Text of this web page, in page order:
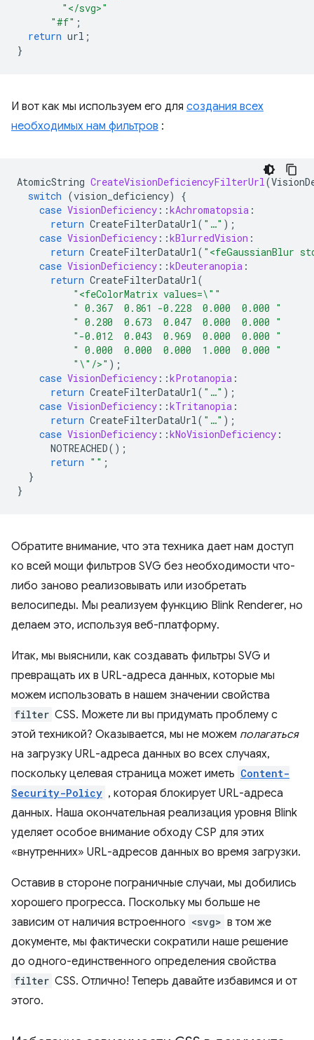
"</svg>"
"#f" ;
return url ;
}
И вот как мы используем его для создания всех
необходимых нам фильтров :
AtomicString CreateVisionDeficiencyFilterUrl(
switch (vision_deficiency)
{
case VisionDeficiency ::kAchromatopsia :
return CreateFilterDataUrl( "…" );
case VisionDeficiency ::kBlurredVision :
return CreateFilterDataUrl( "<feGaussianBlur
case VisionDeficiency ::kDeuteranopia :
return CreateFilterDataUrl(
"<feColorMatrix values=\" "
" 0.367  0.861 -0.228  0.000  0.000 "
" 0.280  0.673  0.047  0.000  0.000 "
"-0.012  0.043  0.969  0.000  0.000 "
" 0.000  0.000  0.000  1.000  0.000 "
" \" />" );
case VisionDeficiency ::kProtanopia :
return CreateFilterDataUrl( "…" );
case VisionDeficiency ::kTritanopia :
return CreateFilterDataUrl( "…" );
case VisionDeficiency ::kNoVisionDeficiency :
NOTREACHED();
return "" ;
}
}
Обратите внимание, что эта техника дает нам доступ
ко всей мощи фильтров SVG без необходимости что-
либо заново реализовывать или изобретать
велосипеды. Мы реализуем функцию Blink Renderer, но
делаем это, используя веб-платформу.
Итак, мы выяснили, как создавать фильтры SVG и
превращать их в URL-адреса данных, которые мы
можем использовать в нашем значении свойства
filter CSS. Можете ли вы придумать проблему с
этой техникой? Оказывается, мы не можем полагаться
на загрузку URL-адреса данных во всех случаях,
поскольку целевая страница может иметь Content-
Security-Policy , которая блокирует URL-адреса
данных. Наша окончательная реализация уровня Blink
уделяет особое внимание обходу CSP для этих
«внутренних» URL-адресов данных во время загрузки.
Оставив в стороне пограничные случаи, мы добились
хорошего прогресса. Поскольку мы больше не
зависим от наличия встроенного <svg> в том же
документе, мы фактически сократили наше решение
до одного-единственного определения свойства
filter CSS. Отлично! Теперь давайте избавимся и от
этого.